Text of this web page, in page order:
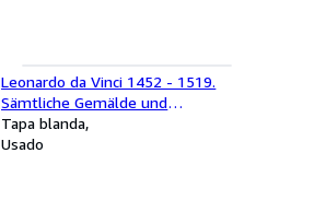
Leonardo da Vinci 1452 - 1519.
Sämtliche Gemälde und
Zeichnungen
Tapa blanda
Usado